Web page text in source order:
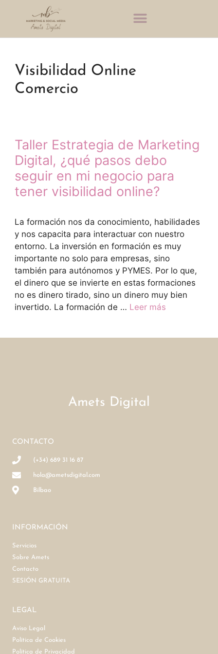
Visibilidad Online
Comercio
Taller Estrategia de Marketing
Digital, ¿qué pasos debo
seguir en mi negocio para
tener visibilidad online?
La formación nos da conocimiento, habilidades
y nos capacita para interactuar con nuestro
entorno. La inversión en formación es muy
importante no solo para empresas, sino
también para autónomos y PYMES. Por lo que,
el dinero que se invierte en estas formaciones
no es dinero tirado, sino un dinero muy bien
invertido. La formación de … Leer más
Amets Digital
CONTACTO
(+34) 689 31 16 87
hola@ametsdigital.com
Bilbao
INFORMACIÓN
Servicios
Sobre Amets
Contacto
SESIÓN GRATUITA
LEGAL
Aviso Legal
Política de Cookies
Política de Privacidad